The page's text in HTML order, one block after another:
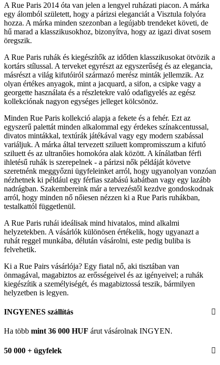
A Rue Paris 2014 óta van jelen a lengyel ruházati piacon. A márka
egy álomból született, hogy a párizsi eleganciát a Visztula folyóra
hozza. A márka minden szezonban a legújabb trendeket követi, de
hű marad a klasszikusokhoz, bizonyítva, hogy az igazi divat sosem
öregszik.
A Rue Paris ruhák és kiegészítők az időtlen klasszikusokat ötvözik a
kortárs stílussal. A terveket egyrészt az egyszerűség és az elegancia,
másrészt a világ kifutóiról származó merész minták jellemzik. Az
olyan értékes anyagok, mint a jacquard, a sifon, a csipke vagy a
georgette használata és a részletekre való odafigyelés az egész
kollekciónak nagyon egységes jelleget kölcsönöz.
Minden Rue Paris kollekció alapja a fekete és a fehér. Ezt az
egyszerű palettát minden alkalommal egy érdekes színakcentussal,
divatos mintákkal, textúrák játékával vagy egy modern szabással
variáljuk. A márka által tervezett sziluett kompromisszum a kifutó
sziluett és az ultranőies homokóra alak között. A kínálatban férfi
ihletésű ruhák is szerepelnek - a párizsi nők példáját követve
szeretnénk meggyőzni ügyfeleinket arról, hogy ugyanolyan vonzóan
nézhetnek ki például egy férfias szabású kabátban vagy egy lazább
nadrágban. Szakembereink már a tervezéstől kezdve gondoskodnak
arról, hogy minden nő nőiesen nézzen ki a Rue Paris ruhákban,
testalkattól függetlenül.
A Rue Paris ruhái ideálisak mind hivatalos, mind alkalmi
helyzetekben. A vásárlók különösen értékelik, hogy ugyanazt a
ruhát reggel munkába, délután vásárolni, este pedig buliba is
felvehetik.
Ki a Rue Pairs vásárlója? Egy fiatal nő, aki tisztában van
önmagával, magabiztos az erősségeivel és az igényeivel; a ruhák
kiegészítik a személyiségét, és magabiztossá teszik, bármilyen
helyzetben is legyen.
INGYENES szállítás
Ha több mint 36 000 HUF árut vásárolnak INGYEN.
50 000 + ügyfelek